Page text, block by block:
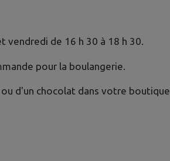
vendredi de 16 h 30 à 18 h 30.
pour la boulangerie.
d'un chocolat dans votre boutique.